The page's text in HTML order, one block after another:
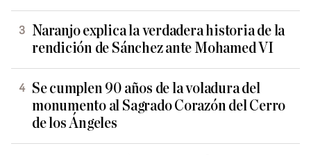
Naranjo explica la verdadera historia de la
rendición de Sánchez ante Mohamed VI
Se cumplen 90 años de la voladura del
monumento al Sagrado Corazón del Cerro
de los Ángeles